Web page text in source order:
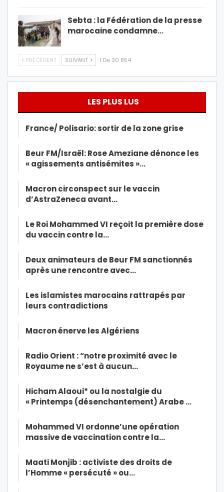
Sebta : la Fédération de la presse
marocaine condamne…
PRÉCÉDENT SUIVANT 1 De 30 854
LES PLUS LUS
France/ Polisario: sortir de la zone grise
Beur FM/Israël: Rose Ameziane dénonce les
« agissements antisémites »…
Macron circonspect sur le vaccin
d’AstraZeneca avant…
Le Roi Mohammed VI reçoit la première dose
du vaccin contre la…
Deux animateurs de Beur FM sanctionnés
après une rencontre avec…
Les islamistes marocains rattrapés par
leurs contradictions
Macron énerve les Algériens
Radio Orient : “notre proximité avec le
Royaume ne s’est à aucun…
Hicham Alaoui* ou la nostalgie du
« Printemps (désenchantement) Arabe …
Mohammed VI ordonne’une opération
massive de vaccination contre la…
Maati Monjib : activiste des droits de
l’Homme « persécuté » ou…